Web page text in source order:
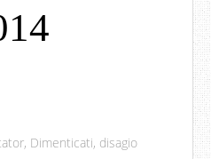
, Dimenticati, disagio